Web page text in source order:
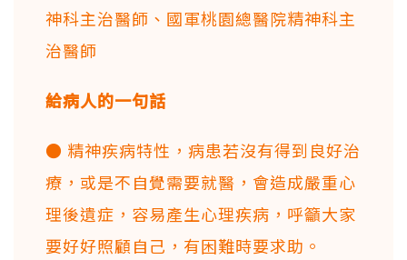
神科主治醫師、國軍桃園總醫院精神科主
治醫師
給病人的一句話
● 精神疾病特性，病患若沒有得到良好治
療，或是不自覺需要就醫，會造成嚴重心
理後遺症，容易產生心理疾病，呼籲大家
要好好照顧自己，有困難時要求助。